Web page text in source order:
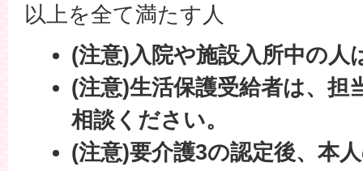
以上を全て満たす人
(注意)入院や施設入所中の人
(注意)生活保護受給者は、担
相談ください。
(注意)要介護3の認定後、本